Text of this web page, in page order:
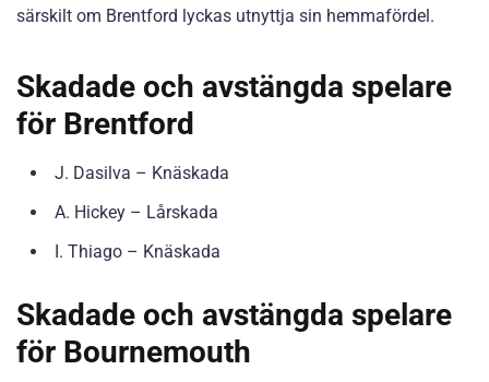
särskilt om Brentford lyckas utnyttja sin hemmafördel.
Skadade och avstängda spelare
för Brentford
J. Dasilva – Knäskada
A. Hickey – Lårskada
I. Thiago – Knäskada
Skadade och avstängda spelare
för Bournemouth